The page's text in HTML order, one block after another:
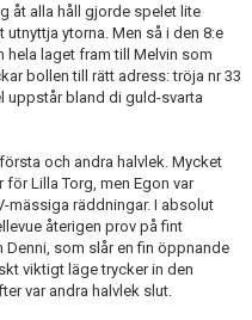
åt alla håll gjorde spelet lite
ytorna. Men så i den 8:e
laget fram till Melvin som
bollen till rätt adress: tröja nr 33
uppstår bland di guld-svarta
och andra halvlek. Mycket
Lilla Torg, men Egon var
mässiga räddningar. I absolut
återigen prov på fint
som slår en fin öppnande
viktigt läge trycker in den
var andra halvlek slut.